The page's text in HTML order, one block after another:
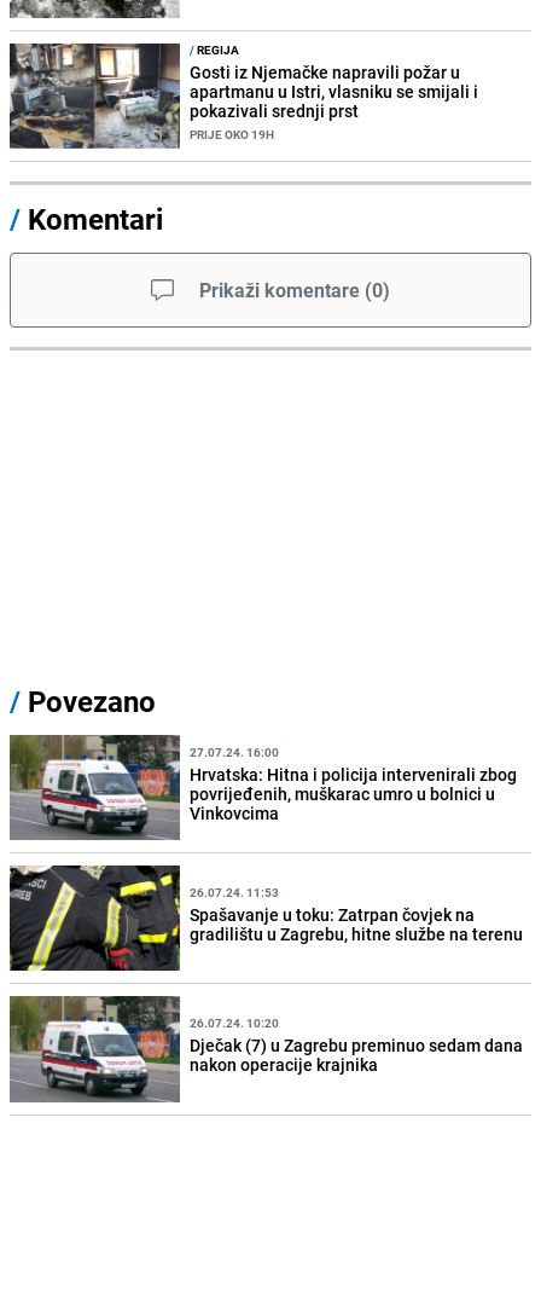
/REGIJA
Gosti iz Njemačke napravili požar u
apartmanu u Istri, vlasniku se smijali i
pokazivali srednji prst
PRIJE OKO 19H
/ Komentari
Prikaži komentare (0)
/ Povezano
27.07.24. 16:00
Hrvatska: Hitna i policija intervenirali zbog
povrijeđenih, muškarac umro u bolnici u
Vinkovcima
26.07.24. 11:53
Spašavanje u toku: Zatrpan čovjek na
gradilištu u Zagrebu, hitne službe na terenu
26.07.24. 10:20
Dječak (7) u Zagrebu preminuo sedam dana
nakon operacije krajnika